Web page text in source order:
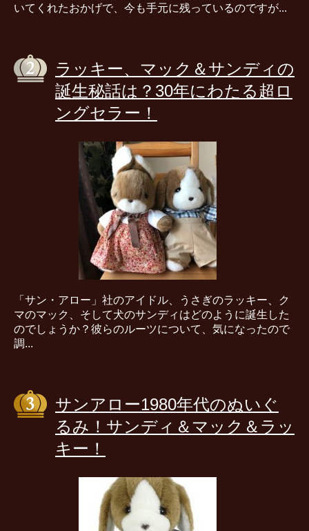
いてくれたおかげで、今も手元に残っているのですが...
ラッキー、マック＆サンディの
誕生秘話は？30年にわたる超ロ
ングセラー！
「サン・アロー」社のアイドル、うさぎのラッキー、ク
マのマック、そして犬のサンディはどのように誕生した
のでしょうか？彼らのルーツについて、気になったので
調...
サンアロー1980年代のぬいぐ
るみ！サンディ＆マック＆ラッ
キー！